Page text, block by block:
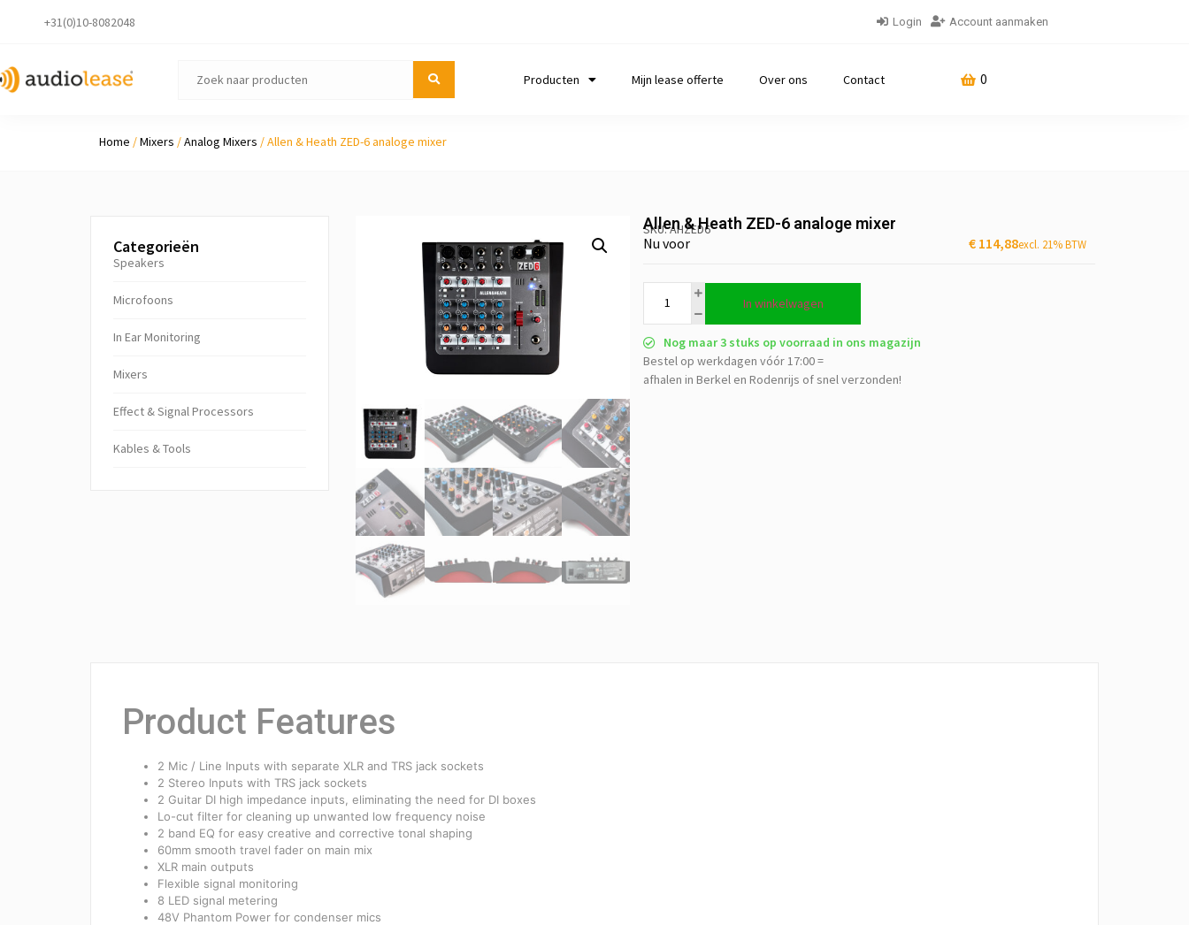
+31(0)10-8082048 Login Account aanmaken
Producten Mijn lease offerte Over ons Contact 0
Home /Mixers /Analog Mixers / Allen & Heath ZED-6 analoge mixer
Categorieën
Speakers
Microfoons
In Ear Monitoring
Mixers
Ef­fect & Sig­nal Pro­cessors
Kables & Tools
Allen & Heath ZED-6 analoge mixer
SKU: AHZED6
Nu voor €114,88excl. 21% BTW
In winkelwagen
Nog maar 3 stuks op voorraad in ons magazijn
Bestel op werkdagen vóór 17:00 =
afhalen in Berkel en Rodenrijs of snel verzonden!
Product Features
2 Mic / Line Inputs with separate XLR and TRS jack sockets
2 Stereo Inputs with TRS jack sockets
2 Guitar DI high impedance inputs, eliminating the need for DI boxes
Lo-cut filter for cleaning up unwanted low frequency noise
2 band EQ for easy creative and corrective tonal shaping
60mm smooth travel fader on main mix
XLR main outputs
Flexible signal monitoring
8 LED signal metering
48V Phantom Power for condenser mics